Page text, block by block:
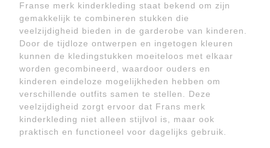
Franse merk kinderkleding staat bekend om zijn
gemakkelijk te combineren stukken die
veelzijdigheid bieden in de garderobe van kinderen.
Door de tijdloze ontwerpen en ingetogen kleuren
kunnen de kledingstukken moeiteloos met elkaar
worden gecombineerd, waardoor ouders en
kinderen eindeloze mogelijkheden hebben om
verschillende outfits samen te stellen. Deze
veelzijdigheid zorgt ervoor dat Frans merk
kinderkleding niet alleen stijlvol is, maar ook
praktisch en functioneel voor dagelijks gebruik.